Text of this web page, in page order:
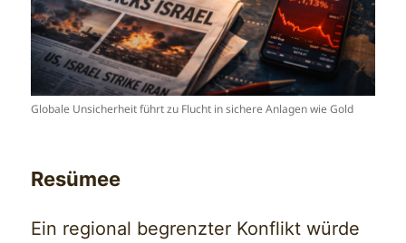
Globale Unsicherheit führt zu Flucht in sichere Anlagen wie Gold
Resümee
Ein regional begrenzter Konflikt würde